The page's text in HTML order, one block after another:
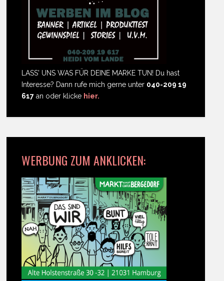
LASS' UNS WAS FÜR DEINE MARKE TUN! Du hast
Interesse? Dann rufe mich gerne unter 040-209 19
617 an oder klicke hier.
WERBUNG ZUM ANKLICKEN: